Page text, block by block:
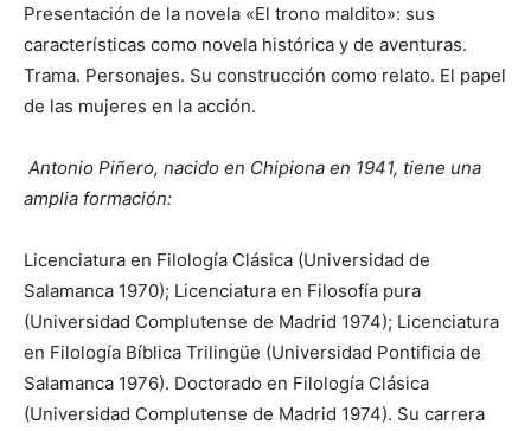
Presentación de la novela «El trono maldito»: sus
características como novela histórica y de aventuras.
Trama. Personajes. Su construcción como relato. El papel
de las mujeres en la acción.
Antonio Piñero, nacido en Chipiona en 1941, tiene una
amplia formación:
Licenciatura en Filología Clásica (Universidad de
Salamanca 1970); Licenciatura en Filosofía pura
(Universidad Complutense de Madrid 1974); Licenciatura
en Filología Bíblica Trilingüe (Universidad Pontificia de
Salamanca 1976). Doctorado en Filología Clásica
(Universidad Complutense de Madrid 1974). Su carrera